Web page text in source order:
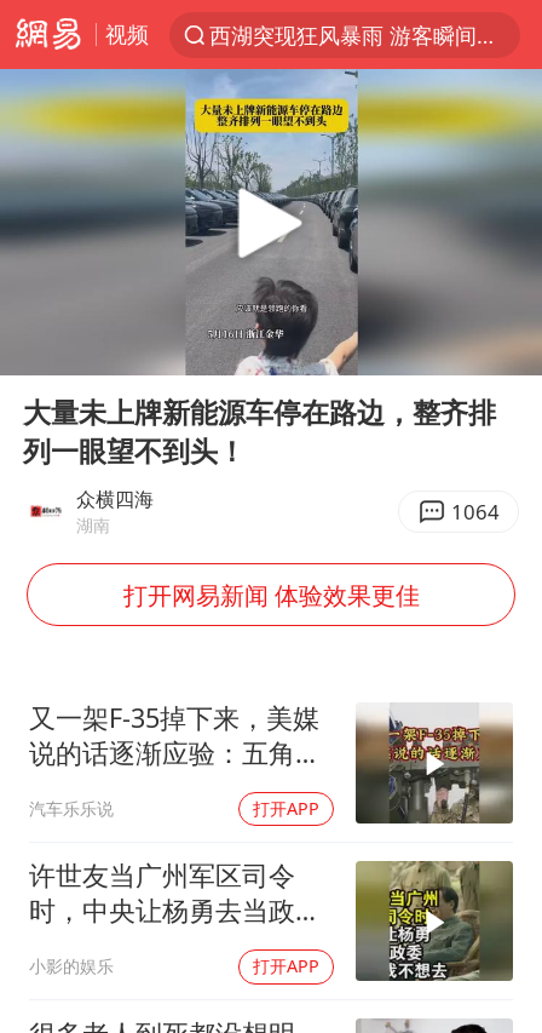
视频
西湖突现狂风暴雨 游客瞬间被浇透
光影经济撬动暑期消费新蓝海
隔20米开高仿奶茶店被判赔35万元
“不怕六爷挂得多 就怕六爷挂一颗”
多家A股公司收到美国关税退款
直击东北超：哈尔滨vs通辽
香港宏福苑火灾或由烟头引起
白海豚将正面袭击贯穿浙江
酒店回应车内过夜被收150元
浙江台州《告全体市民书》
梁家辉百花奖演讲落泪
大V：马科斯把路走绝了
香港正式允许“拒绝抢救”
人民的健康、体质、幸福一脉相承
Play
00:31
大量未上牌新能源车停在路边，整齐排
列一眼望不到头！
众横四海
湖南 1064
打开网易新闻 体验效果更佳
又一架F-35掉下来，美媒
说的话逐渐应验：五角大
汽车乐乐说 打开APP
许世友当广州军区司令
时，中央让杨勇去当政
委，杨勇说：我不想去
小影的娱乐 打开APP